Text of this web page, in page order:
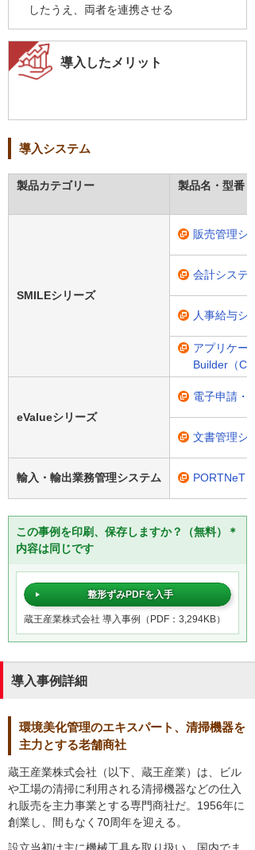
したうえ、両者を連携させる
導入したメリット
導入システム
製品カテゴリー 製品名・型番
SMILEシリーズ
販売管理シ
会計システ
人事給与シ
アプリケー
Builder（
eValueシリーズ
電子申請・
文書管理シ
輸入・輸出業務管理システム PORTNeT
この事例を印刷、保存しますか？（無料）＊
内容は同じです
整形ずみPDFを入手
蔵王産業株式会社 導入事例（PDF：3,294KB）
導入事例詳細
環境美化管理のエキスパート、清掃機器を
主力とする老舗商社
蔵王産業株式会社（以下、蔵王産業）は、ビル
や工場の清掃に利用される清掃機器などの仕入
れ販売を主力事業とする専門商社だ。1956年に
創業し、間もなく70周年を迎える。